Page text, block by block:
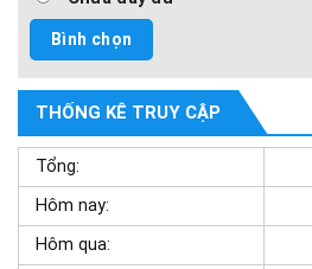
THỐNG KÊ TRUY CẬP
Tổng:
Hôm nay:
Hôm qua: